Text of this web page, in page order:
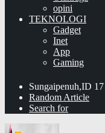
opini
TEKNOLOGI
Gadget
Inet
App
Gaming
Sungaipenuh,ID 17
Random Article
Search for